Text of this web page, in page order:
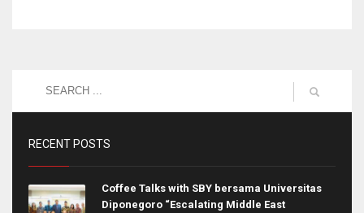
RECENT POSTS
Coffee Talks with SBY bersama Universitas
Diponegoro “Escalating Middle East